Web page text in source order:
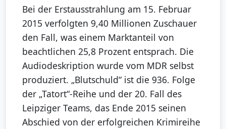
Bei der Erstausstrahlung am 15. Februar
2015 verfolgten 9,40 Millionen Zuschauer
den Fall, was einem Marktanteil von
beachtlichen 25,8 Prozent entsprach. Die
Audiodeskription wurde vom MDR selbst
produziert. „Blutschuld“ ist die 936. Folge
der „Tatort“-Reihe und der 20. Fall des
Leipziger Teams, das Ende 2015 seinen
Abschied von der erfolgreichen Krimireihe